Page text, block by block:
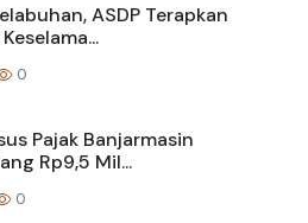
ASDP Terapkan
0
Pajak Banjarmasin
Rp9,5 Mil...
0